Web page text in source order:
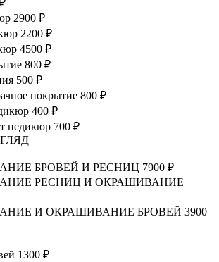
2900 ₽
2200 ₽
4500 ₽
800 ₽
500 ₽
покрытие 800 ₽
400 ₽
педикюр 700 ₽
БРОВЕЙ И РЕСНИЦ 7900 ₽
РЕСНИЦ И ОКРАШИВАНИЕ
И ОКРАШИВАНИЕ БРОВЕЙ 3900
1300 ₽